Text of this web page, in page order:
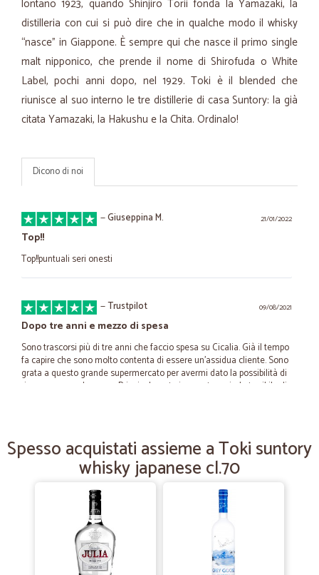
lontano 1923, quando Shinjiro Torii fonda la Yamazaki, la
distilleria con cui si può dire che in qualche modo il whisky
“nasce” in Giappone. È sempre qui che nasce il primo single
malt nipponico, che prende il nome di Shirofuda o White
Label, pochi anni dopo, nel 1929. Toki è il blended che
riunisce al suo interno le tre distillerie di casa Suntory: la già
citata Yamazaki, la Hakushu e la Chita. Ordinalo!
Dicono di noi
21/01/2022
—Giuseppina M.
Top!!
Top!!puntuali seri onesti
09/08/2021
—Trustpilot
Dopo tre anni e mezzo di spesa
Sono trascorsi più di tre anni che faccio spesa su Cicalia. Già il tempo
fa capire che sono molto contenta di essere un'assidua cliente. Sono
grata a questo grande supermercato per avermi dato la possibilità di
ricevere a casa la spesa. Principalmente in questo periodo terribile di
piccole incomprensioni che abbiamo superato brillantemente.
Concludo invitando tutti coloro che alcune volte si lamentano di
pensare al gran lavoro che fanno mentre noi seduti aspettiamo a
casa. Infine faccio tanti auguri di buon proseguimento a tutti coloro
che fanno parte di questa famiglia perché È una famiglia. Grazie di ❤
—Claudio F.
Eleonora va in città
Spesso acquistati assieme a Toki suntory
whisky japanese cl.70